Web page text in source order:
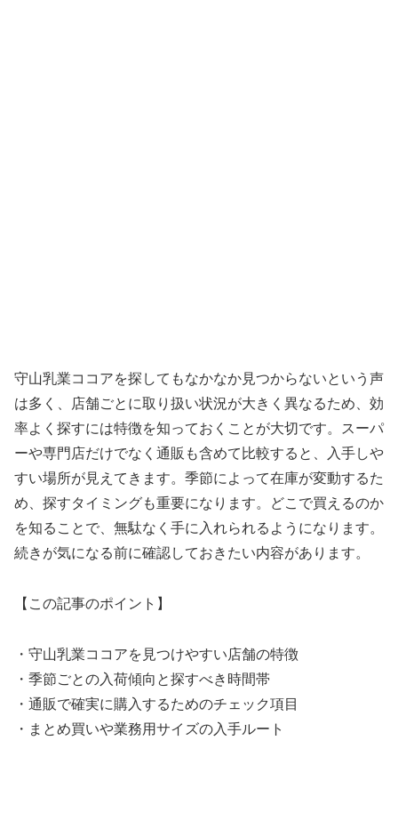
守山乳業ココアを探してもなかなか見つからないという声
は多く、店舗ごとに取り扱い状況が大きく異なるため、効
率よく探すには特徴を知っておくことが大切です。スーパ
ーや専門店だけでなく通販も含めて比較すると、入手しや
すい場所が見えてきます。季節によって在庫が変動するた
め、探すタイミングも重要になります。どこで買えるのか
を知ることで、無駄なく手に入れられるようになります。
続きが気になる前に確認しておきたい内容があります。
【この記事のポイント】
・守山乳業ココアを見つけやすい店舗の特徴
・季節ごとの入荷傾向と探すべき時間帯
・通販で確実に購入するためのチェック項目
・まとめ買いや業務用サイズの入手ルート